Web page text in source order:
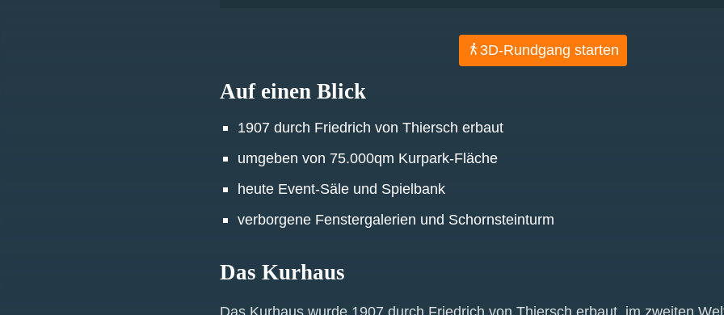
3D-Rundgang starten
Auf einen Blick
1907 durch Friedrich von Thiersch erbaut
umgeben von 75.000qm Kurpark-Fläche
heute Event-Säle und Spielbank
verborgene Fenstergalerien und Schornsteinturm
Das Kurhaus
Das Kurhaus wurde 1907 durch Friedrich von Thiersch erbaut, im zweiten